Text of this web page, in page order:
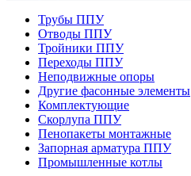
Трубы ППУ
Отводы ППУ
Тройники ППУ
Переходы ППУ
Неподвижные опоры
Другие фасонные элементы
Комплектующие
Скорлупа ППУ
Пенопакеты монтажные
Запорная арматура ППУ
Промышленные котлы